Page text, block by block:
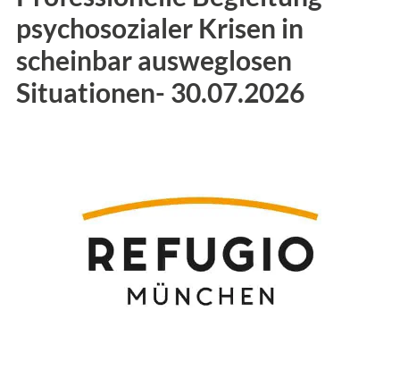
psychosozialer Krisen in
scheinbar ausweglosen
Situationen- 30.07.2026